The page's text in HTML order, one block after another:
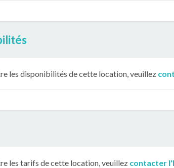
les disponibilités de cette location, veuillez
les tarifs de cette location, veuillez contacter